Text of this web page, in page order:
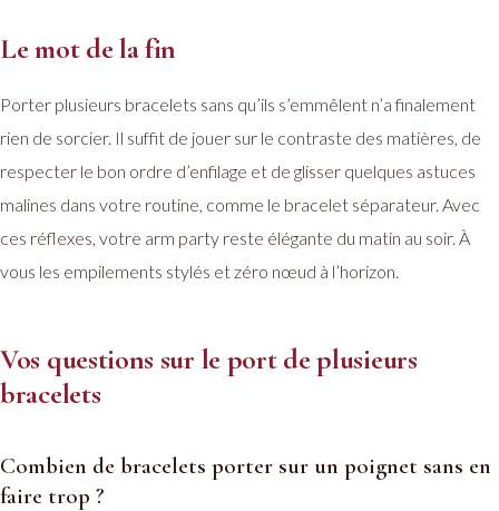
Le mot de la fin
Porter plusieurs bracelets sans qu’ils s’emmêlent n’a finalement
rien de sorcier. Il suffit de jouer sur le contraste des matières, de
respecter le bon ordre d’enfilage et de glisser quelques astuces
malines dans votre routine, comme le bracelet séparateur. Avec
ces réflexes, votre arm party reste élégante du matin au soir. À
vous les empilements stylés et zéro nœud à l’horizon.
Vos questions sur le port de plusieurs
bracelets
Combien de bracelets porter sur un poignet sans en
faire trop ?